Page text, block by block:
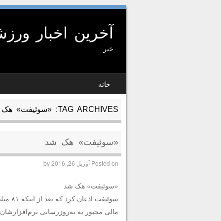
آخرین اخبار
خبر
MENU
SKIP TO CONTENT
خانه
TAG ARCHIVES: «سوئیفت» هک
«سوئیفت» هک شد
Posted on آوریل 26, 2016 by
«سوئیفت» هک شد
مالی مجبور به به‌روزرسانی